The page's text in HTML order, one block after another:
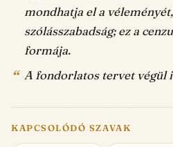
mondhatja el a
szólásszabadság; ez a
formája.
A fondorlatos tervet végül
KAPCSOLÓDÓ SZAVAK